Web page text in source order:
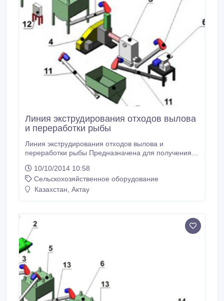
Линия экструдирования отходов вылова
и переработки рыбы
Линия экструдирования отходов вылова и
переработки рыбы Предназначена для получения в
кормов из отходов вылова, переработки рыбы и
зернофуража. 1. Мясорубка 2. Горизонтальный
одновальный смеситель 3. Горизонтальный
10/10/2014 10:58
Сельскохозяйственное оборудование
Казахстан, Актау